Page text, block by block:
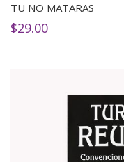
TU NO MATARAS
$29.00